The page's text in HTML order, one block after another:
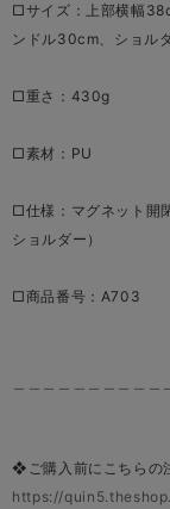
□サイズ：上部横幅
ンドル30cm、ショル
□重さ：430g
□素材：PU
□仕様：マグネット開
ショルダー）
□商品番号：A703
❖ご購入前にこちらの
https://